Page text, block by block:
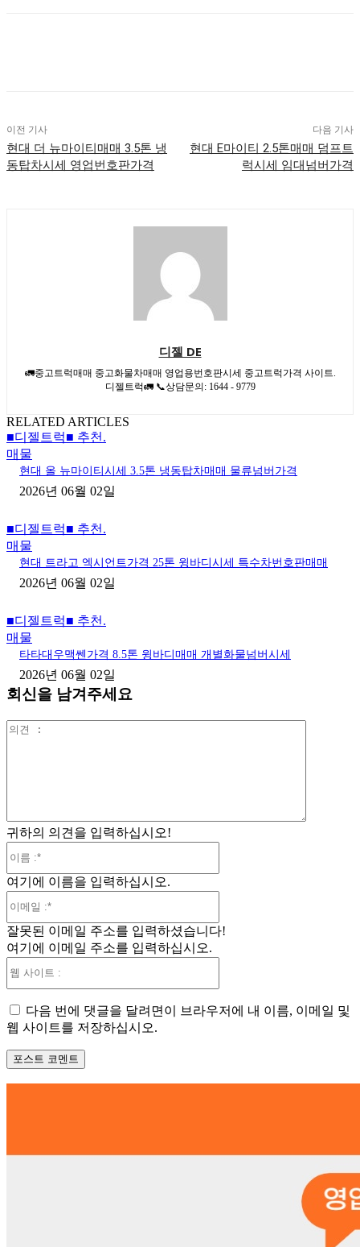
이전 기사
현대 더 뉴마이티매매 3.5톤 냉
동탑차시세 영업번호판가격
다음 기사
현대 E마이티 2.5톤매매 덤프트
럭시세 임대넘버가격
디젤 DE
🚛중고트럭매매 중고화물차매매 영업용번호판시세 중고트럭가격 사이트.
디젤트럭🚛 📞상담문의: 1644 - 9779
RELATED ARTICLES
■디젤트럭■ 추천.
매물
현대 올 뉴마이티시세 3.5톤 냉동탑차매매 물류넘버가격
2026년 06월 02일
■디젤트럭■ 추천.
매물
현대 트라고 엑시언트가격 25톤 윙바디시세 특수차번호판매매
2026년 06월 02일
■디젤트럭■ 추천.
매물
타타대우맥쎈가격 8.5톤 윙바디매매 개별화물넘버시세
2026년 06월 02일
회신을 남겨주세요
귀하의 의견을 입력하십시오!
여기에 이름을 입력하십시오.
일
잘못된 이메일 주소를 입력하셨습니다!
여기에 이메일 주소를 입력하십시오.
트
다음 번에 댓글을 달려면이 브라우저에 내 이름, 이메일 및
웹 사이트를 저장하십시오.